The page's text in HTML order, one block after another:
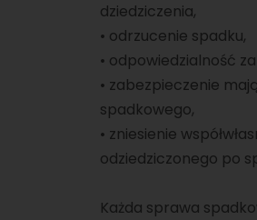
dziedziczenia,
•⁠ ⁠odrzucenie spadku,
•⁠ ⁠odpowiedzialność
•⁠ ⁠zabezpieczenie
spadkowego,
•⁠ ⁠zniesienie
odziedziczonego po
Każda sprawa